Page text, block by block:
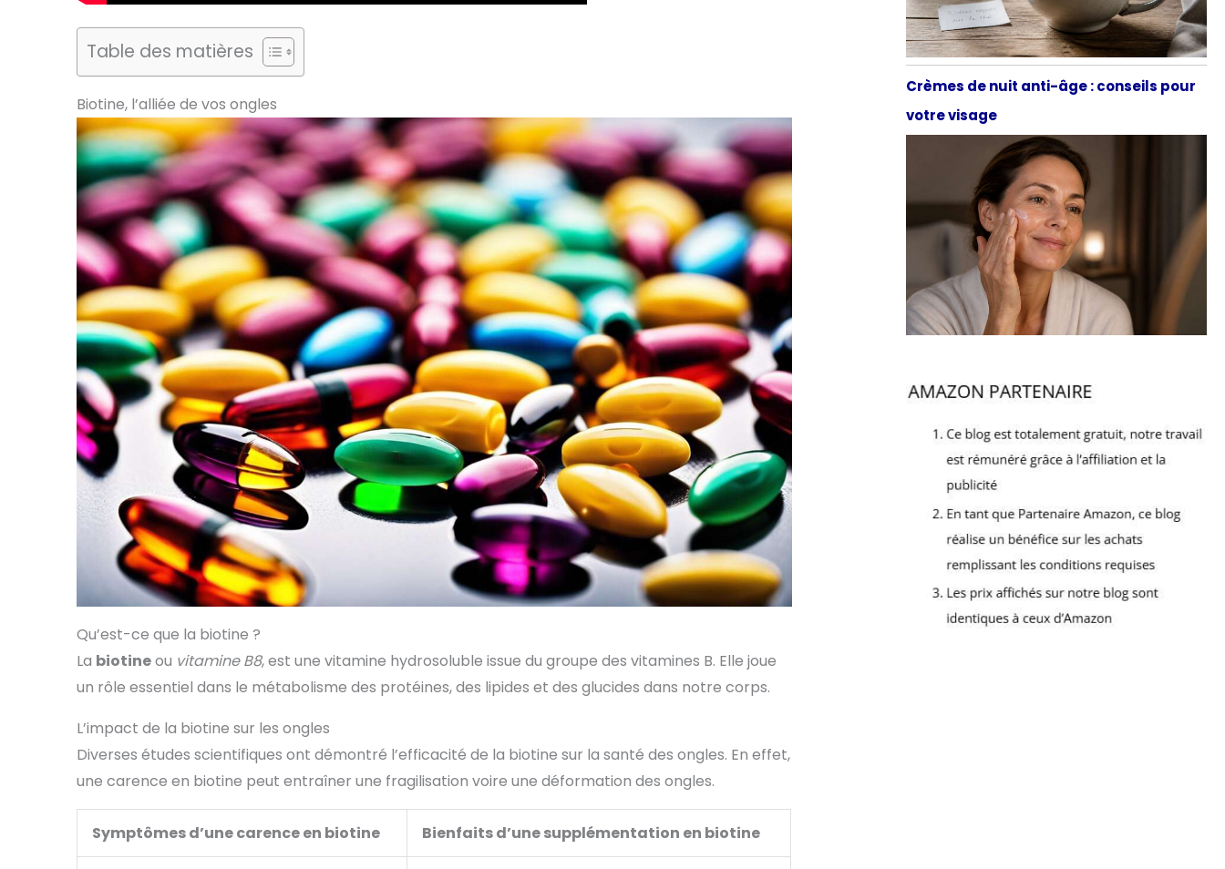
Table des matières
Biotine, l’alliée de vos ongles
Qu’est-ce que la biotine ?
La biotineou vitamine B8, est une vitamine hydrosoluble issue du groupe des vitamines B. Elle joue
un rôle essentiel dans le métabolisme des protéines, des lipides et des glucides dans notre corps.
L’impact de la biotine sur les ongles
Diverses études scientifiques ont démontré l’efficacité de la biotine sur la santé des ongles. En effet,
une carence en biotine peut entraîner une fragilisation voire une déformation des ongles.
Symptômes d’une carence en biotine Bienfaits d’une supplémentation en biotine
Crèmes de nuit anti-âge : conseils pour
votre visage